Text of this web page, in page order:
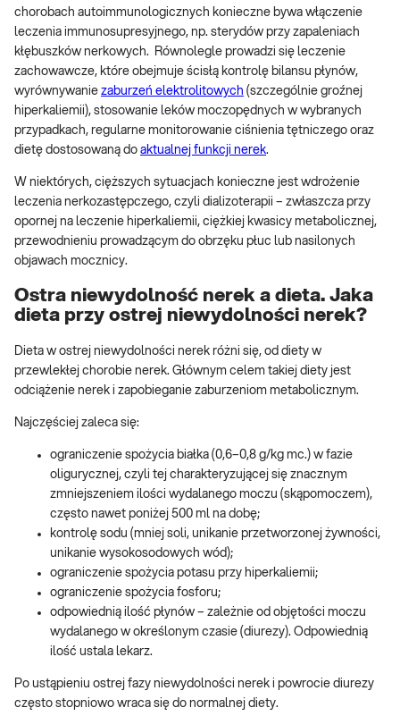
chorobach autoimmunologicznych konieczne bywa włączenie
leczenia immunosupresyjnego, np. sterydów przy zapaleniach
kłębuszków nerkowych. Równolegle prowadzi się leczenie
zachowawcze, które obejmuje ścisłą kontrolę bilansu płynów,
wyrównywanie zaburzeń elektrolitowych (szczególnie groźnej
hiperkaliemii), stosowanie leków moczopędnych w wybranych
przypadkach, regularne monitorowanie ciśnienia tętniczego oraz
dietę dostosowaną do aktualnej funkcji nerek.
W niektórych, cięższych sytuacjach konieczne jest wdrożenie
leczenia nerkozastępczego, czyli dializoterapii – zwłaszcza przy
opornej na leczenie hiperkaliemii, ciężkiej kwasicy metabolicznej,
przewodnieniu prowadzącym do obrzęku płuc lub nasilonych
objawach mocznicy.
Ostra niewydolność nerek a dieta. Jaka
dieta przy ostrej niewydolności nerek?
Dieta w ostrej niewydolności nerek różni się, od diety w
przewlekłej chorobie nerek. Głównym celem takiej diety jest
odciążenie nerek i zapobieganie zaburzeniom metabolicznym.
Najczęściej zaleca się:
ograniczenie spożycia białka (0,6–0,8 g/kg mc.) w fazie
oligurycznej, czyli tej charakteryzującej się znacznym
zmniejszeniem ilości wydalanego moczu (skąpomoczem),
często nawet poniżej 500 ml na dobę;
kontrolę sodu (mniej soli, unikanie przetworzonej żywności,
unikanie wysokosodowych wód);
ograniczenie spożycia potasu przy hiperkaliemii;
ograniczenie spożycia fosforu;
odpowiednią ilość płynów – zależnie od objętości moczu
wydalanego w określonym czasie (diurezy). Odpowiednią
ilość ustala lekarz.
Po ustąpieniu ostrej fazy niewydolności nerek i powrocie diurezy
często stopniowo wraca się do normalnej diety.